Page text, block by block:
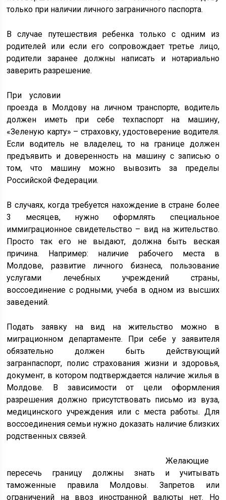
только при наличии личного заграничного паспорта.
В случае путешествия ребенка только с одним из
родителей или если его сопровождает третье лицо,
родители заранее должны написать и нотариально
заверить разрешение.
При условии
проезда в Молдову на личном транспорте, водитель
должен иметь при себе техпаспорт на машину,
«Зеленую карту» – страховку, удостоверение водителя.
Если водитель не владелец, то на границе должен
предъявить и доверенность на машину с записью о
том, что машину можно вывозить за пределы
Российской Федерации.
В случаях, когда требуется нахождение в стране более
3 месяцев, нужно оформлять специальное
иммиграционное свидетельство – вид на жительство.
Просто так его не выдают, должна быть веская
причина. Например: наличие рабочего места в
Молдове, развитие личного бизнеса, пользование
услугами лечебных учреждений страны,
воссоединение с родными, учеба в одном из высших
заведений.
Подать заявку на вид на жительство можно в
миграционном департаменте. При себе у заявителя
обязательно должен быть действующий
загранпаспорт, полис страхования жизни и здоровья,
документ, в котором подтверждается наличие жилья в
Молдове. В зависимости от цели оформления
разрешения должно присутствовать письмо из вуза,
медицинского учреждения или с места работы. Для
воссоединения семьи нужно доказать наличие близких
родственных связей.
Желающие
пересечь границу должны знать и учитывать
таможенные правила Молдовы. Запретов или
ограничений на ввоз иностранной валюты нет. Но